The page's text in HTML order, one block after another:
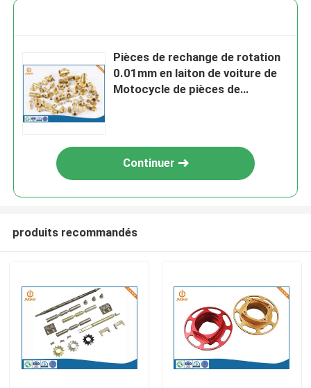
Aperçu
Pièces de rechange de rotation
0.01mm en laiton de voiture de
Motocycle de pièces de
Continuer
produits recommandés